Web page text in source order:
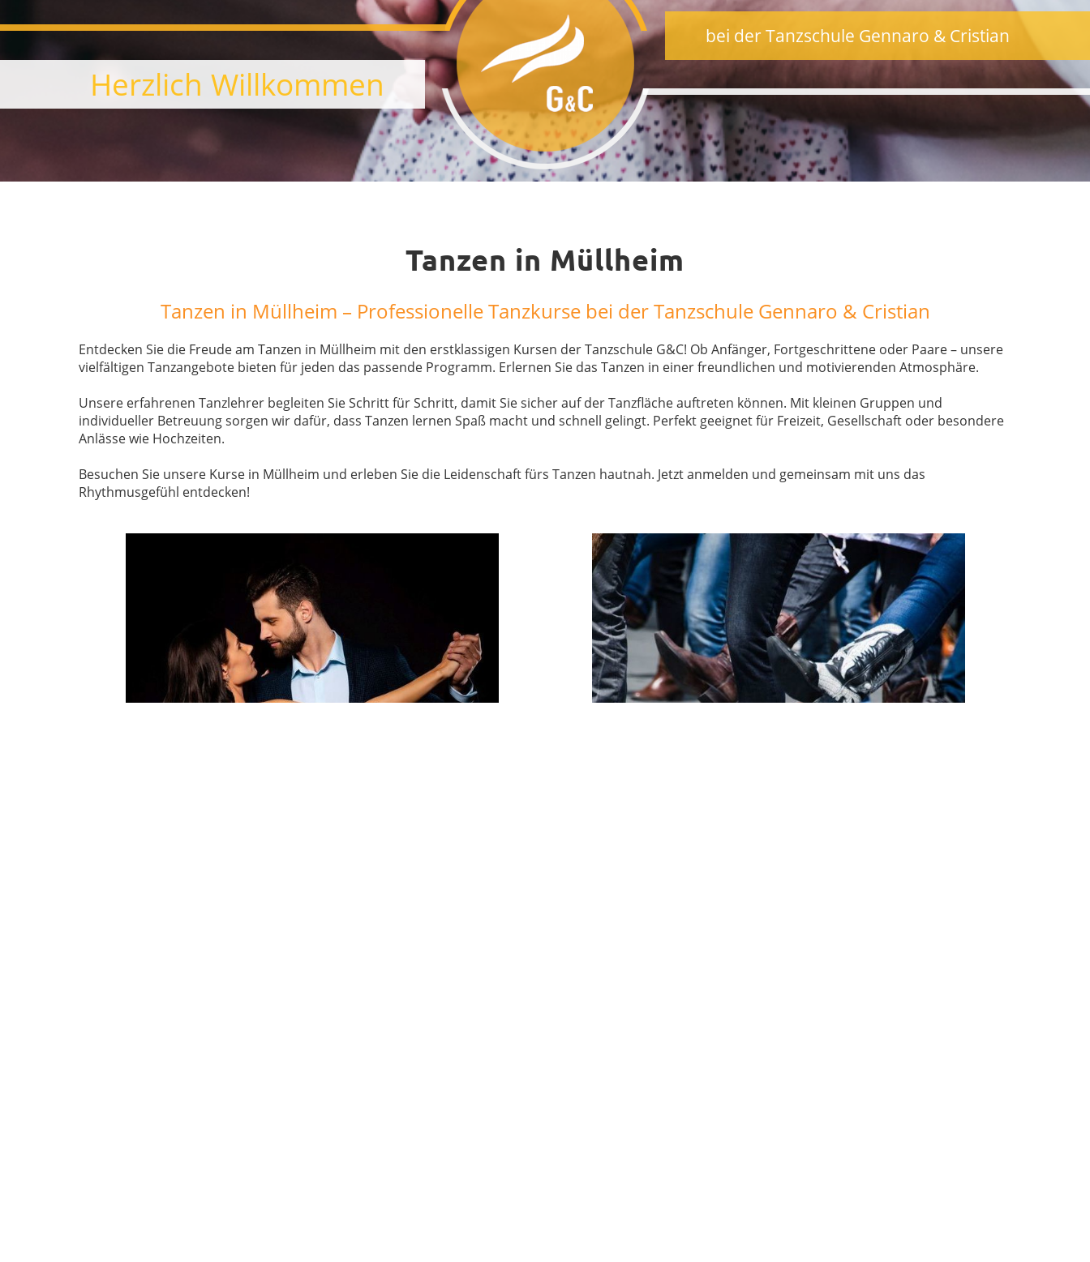
Herzlich Willkommen
bei der Tanzschule Gennaro & Cristian
Tanzen in Müllheim
Tanzen in Müllheim – Professionelle Tanzkurse bei der Tanzschule Gennaro & Cristian
Entdecken Sie die Freude am Tanzen in Müllheim mit den erstklassigen Kursen der Tanzschule G&C! Ob Anfänger, Fortgeschrittene oder Paare – unsere
vielfältigen Tanzangebote bieten für jeden das passende Programm. Erlernen Sie das Tanzen in einer freundlichen und motivierenden Atmosphäre.
Unsere erfahrenen Tanzlehrer begleiten Sie Schritt für Schritt, damit Sie sicher auf der Tanzfläche auftreten können. Mit kleinen Gruppen und
individueller Betreuung sorgen wir dafür, dass Tanzen lernen Spaß macht und schnell gelingt. Perfekt geeignet für Freizeit, Gesellschaft oder besondere
Anlässe wie Hochzeiten.
Besuchen Sie unsere Kurse in Müllheim und erleben Sie die Leidenschaft fürs Tanzen hautnah. Jetzt anmelden und gemeinsam mit uns das
Rhythmusgefühl entdecken!